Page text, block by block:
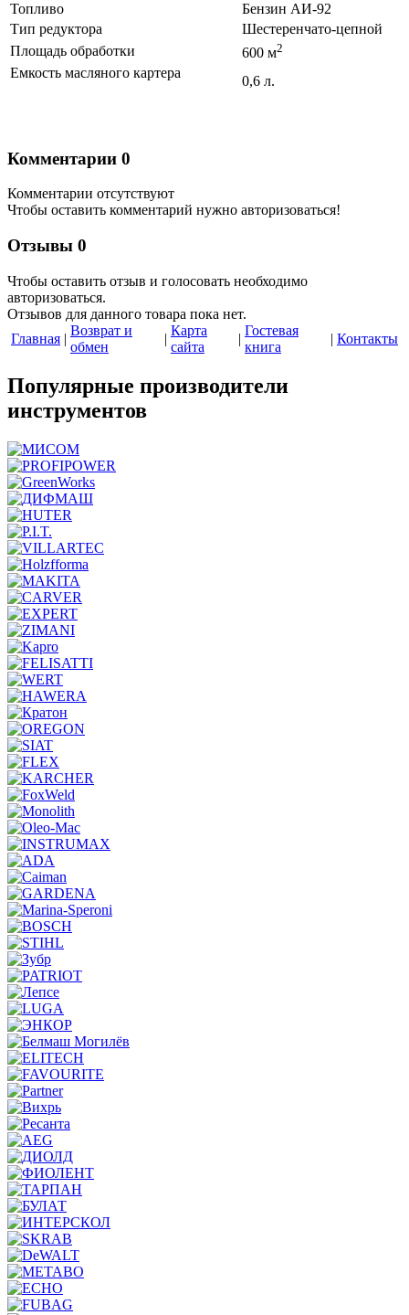
Топливо
Бензин АИ-92
Тип редуктора
Шестеренчато-цепной
Площадь обработки
600 м2
Емкость масляного картера
0,6 л.
Комментарии 0
Комментарии отсутствуют
Чтобы оставить комментарий нужно авторизоваться!
Отзывы 0
Чтобы оcтавить отзыв и голосовать необходимо
авторизоваться.
Отзывов для данного товара пока нет.
Главная |
Возврат и
обмен
|
Карта
сайта
|
Гостевая
книга
| Контакты
Популярные производители
инструментов